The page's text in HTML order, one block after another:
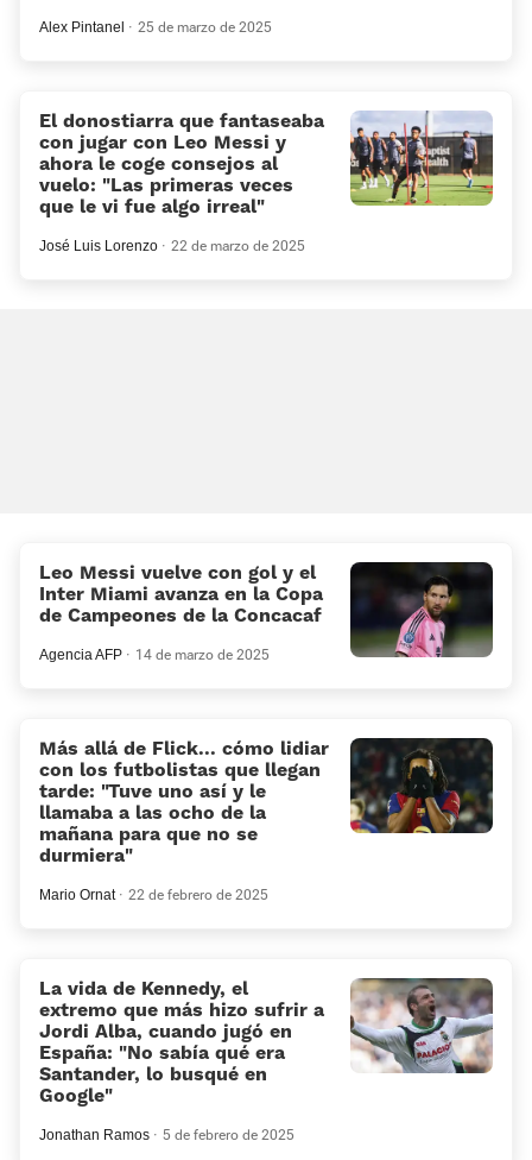
Alex Pintanel 25 de marzo de 2025
El donostiarra que fantaseaba
con jugar con Leo Messi y
ahora le coge consejos al
vuelo: «Las primeras veces
que le vi fue algo irreal»
José Luis Lorenzo 22 de marzo de 2025
Leo Messi vuelve con gol y el
Inter Miami avanza en la Copa
de Campeones de la Concacaf
Agencia AFP 14 de marzo de 2025
Más allá de Flick... cómo lidiar
con los futbolistas que llegan
tarde: «Tuve uno así y le
llamaba a las ocho de la
mañana para que no se
durmiera»
Mario Ornat 22 de febrero de 2025
La vida de Kennedy, el
extremo que más hizo sufrir a
Jordi Alba, cuando jugó en
España: "No sabía qué era
Santander, lo busqué en
Google"
Jonathan Ramos 5 de febrero de 2025